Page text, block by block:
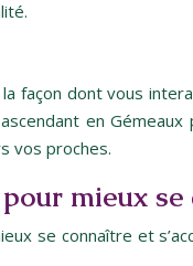
la façon dont vous
en
vos proches.
mieux
se connaître et